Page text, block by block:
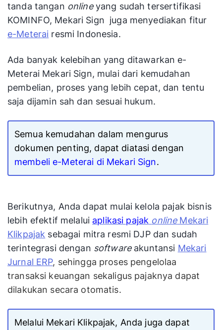
tanda tangan onlineyang sudah tersertifikasi
KOMINFO, Mekari Sign juga menyediakan fitur
e-Meterai resmi Indonesia.
Ada banyak kelebihan yang ditawarkan e-
Meterai Mekari Sign, mulai dari kemudahan
pembelian, proses yang lebih cepat, dan tentu
saja dijamin sah dan sesuai hukum.
Semua kemudahan dalam mengurus
dokumen penting, dapat diatasi dengan
membeli e-Meterai di Mekari Sign.
Berikutnya, Anda dapat mulai kelola pajak bisnis
lebih efektif melalui aplikasi pajak onlineMekari
Klikpajak sebagai mitra resmi DJP dan sudah
terintegrasi dengan softwareakuntansi Mekari
Jurnal ERP, sehingga proses pengelolaa
transaksi keuangan sekaligus pajaknya dapat
dilakukan secara otomatis.
Melalui Mekari Klikpajak, Anda juga dapat